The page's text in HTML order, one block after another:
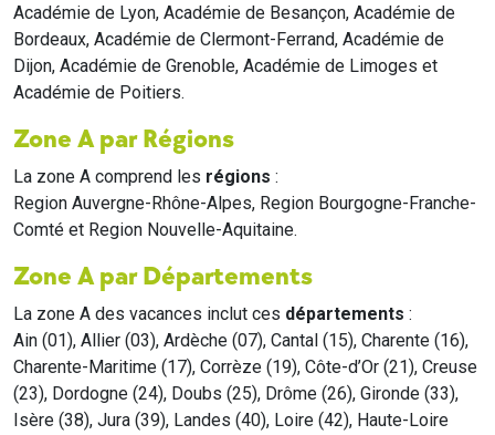
Académie de Lyon, Académie de Besançon, Académie de
Bordeaux, Académie de Clermont-Ferrand, Académie de
Dijon, Académie de Grenoble, Académie de Limoges et
Académie de Poitiers.
Zone A par Régions
La zone A comprend les régions :
Region Auvergne-Rhône-Alpes, Region Bourgogne-Franche-
Comté et Region Nouvelle-Aquitaine.
Zone A par Départements
La zone A des vacances inclut ces départements :
Ain (01), Allier (03), Ardèche (07), Cantal (15), Charente (16),
Charente-Maritime (17), Corrèze (19), Côte-d’Or (21), Creuse
(23), Dordogne (24), Doubs (25), Drôme (26), Gironde (33),
Isère (38), Jura (39), Landes (40), Loire (42), Haute-Loire